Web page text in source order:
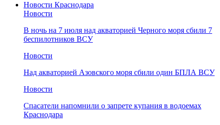
Новости Краснодара
Новости
В ночь на 7 июля над акваторией Черного моря сбили 7
беспилотников ВСУ
Новости
Над акваторией Азовского моря сбили один БПЛА ВСУ
Новости
Спасатели напомнили о запрете купания в водоемах
Краснодара